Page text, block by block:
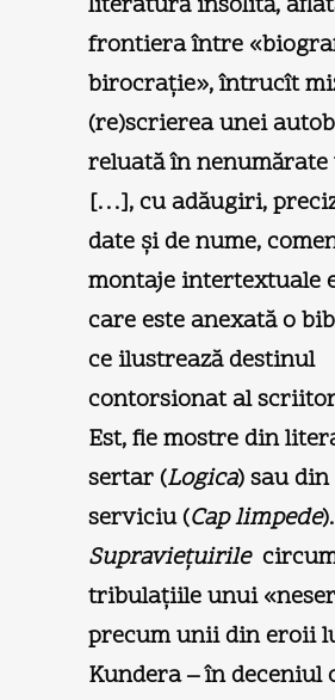
frontiera între
birocraţie», întrucît
(re)scrierea unei
reluată în
[…], cu adăugiri,
date şi de nume,
montaje intertextuale
care este anexată o
ce ilustrează destinul
contorsionat al
Est, fie mostre din
sertar (Logica) sau din
serviciu (Cap limpede
Supravieţuirile
tribulaţiile unui
precum unii din eroii
Kundera – în deceniul